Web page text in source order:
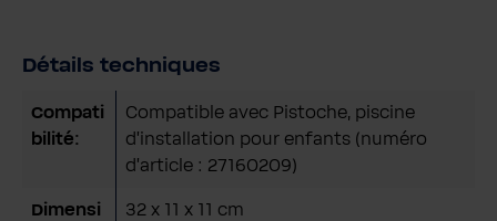
Détails techniques
Compati
bilité:
Compatible avec Pistoche, piscine
d'installation pour enfants (numéro
d'article : 27160209)
Dimensi
32 x 11 x 11 cm